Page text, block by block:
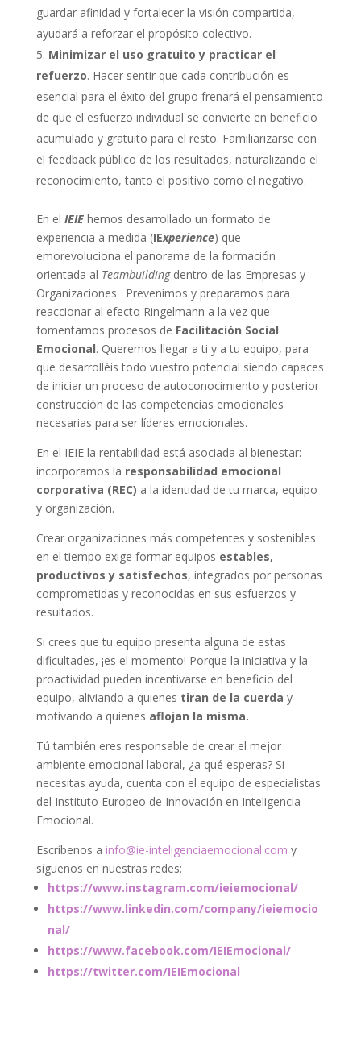
guardar afinidad y fortalecer la visión compartida,
ayudará a reforzar el propósito colectivo.
Minimizar el uso gratuito y practicar el
refuerzo. Hacer sentir que cada contribución es
esencial para el éxito del grupo frenará el pensamiento
de que el esfuerzo individual se convierte en beneficio
acumulado y gratuito para el resto. Familiarizarse con
el feedback público de los resultados, naturalizando el
reconocimiento, tanto el positivo como el negativo.
En el IEIEhemos desarrollado un formato de
experiencia a medida (IExperience) que
emorevoluciona el panorama de la formación
orientada al Teambuildingdentro de las Empresas y
Organizaciones. Prevenimos y preparamos para
reaccionar al efecto Ringelmann a la vez que
fomentamos procesos de Facilitación Social
Emocional. Queremos llegar a ti y a tu equipo, para
que desarrolléis todo vuestro potencial siendo capaces
de iniciar un proceso de autoconocimiento y posterior
construcción de las competencias emocionales
necesarias para ser líderes emocionales.
En el IEIE la rentabilidad está asociada al bienestar:
incorporamos la responsabilidad emocional
corporativa (REC) a la identidad de tu marca, equipo
y organización.
Crear organizaciones más competentes y sostenibles
en el tiempo exige formar equipos estables,
productivos y satisfechos, integrados por personas
comprometidas y reconocidas en sus esfuerzos y
resultados.
Si crees que tu equipo presenta alguna de estas
dificultades, ¡es el momento! Porque la iniciativa y la
proactividad pueden incentivarse en beneficio del
equipo, aliviando a quienes tiran de la cuerda y
motivando a quienes aflojan la misma.
Tú también eres responsable de crear el mejor
ambiente emocional laboral, ¿a qué esperas? Si
necesitas ayuda, cuenta con el equipo de especialistas
del Instituto Europeo de Innovación en Inteligencia
Emocional.
Escríbenos a info@ie-inteligenciaemocional.com y
síguenos en nuestras redes:
https://www.instagram.com/ieiemocional/
https://www.linkedin.com/company/ieiemocio
nal/
https://www.facebook.com/IEIEmocional/
https://twitter.com/IEIEmocional